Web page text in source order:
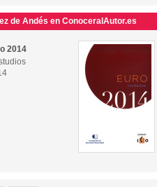
de Andés en ConoceralAutor.es
2014